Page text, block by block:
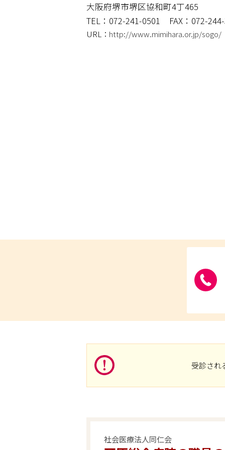
大阪府堺市堺区協和町4丁465
TEL：072-241-0501
FAX：072-
URL： http://www.mimihara.or.jp/sogo/
受診され
社会医療法人同仁会